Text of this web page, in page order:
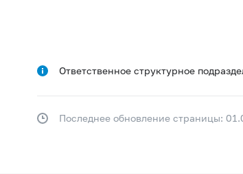
Ответственное структурное
Последнее обновление страницы: